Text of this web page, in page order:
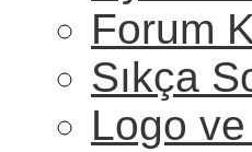
Forum
Sıkça
Logo